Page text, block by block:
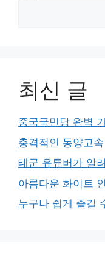
최신 글
중국국민당 완벽
충격적인 동양고
태군 유튜버가 알
아름다운 화이트
누구나 쉽게 즐길